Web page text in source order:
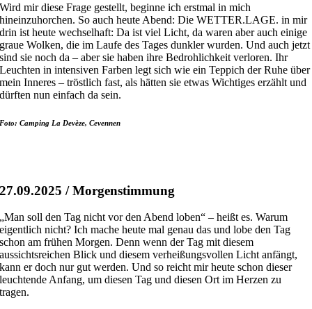
Wird mir diese Frage gestellt, beginne ich erstmal in mich
hineinzuhorchen. So auch heute Abend: Die WETTER.LAGE. in mir
drin ist heute wechselhaft: Da ist viel Licht, da waren aber auch einige
graue Wolken, die im Laufe des Tages dunkler wurden. Und auch jetzt
sind sie noch da – aber sie haben ihre Bedrohlichkeit verloren. Ihr
Leuchten in intensiven Farben legt sich wie ein Teppich der Ruhe über
mein Inneres – tröstlich fast, als hätten sie etwas Wichtiges erzählt und
dürften nun einfach da sein.
Foto: Camping La Devèze, Cevennen
27.09.2025 / Morgenstimmung
„Man soll den Tag nicht vor den Abend loben“ – heißt es. Warum
eigentlich nicht? Ich mache heute mal genau das und lobe den Tag
schon am frühen Morgen. Denn wenn der Tag mit diesem
aussichtsreichen Blick und diesem verheißungsvollen Licht anfängt,
kann er doch nur gut werden. Und so reicht mir heute schon dieser
leuchtende Anfang, um diesen Tag und diesen Ort im Herzen zu
tragen.